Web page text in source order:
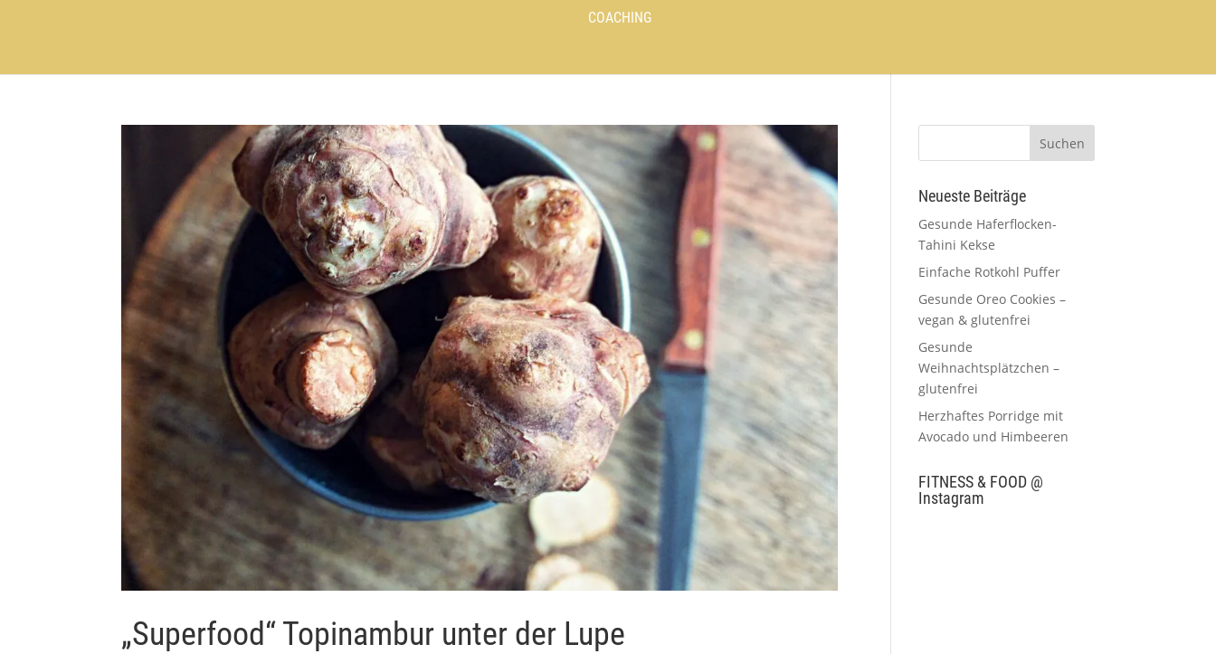
COACHING
„Superfood“ Topinambur unter der Lupe
Neueste Beiträge
Gesunde Haferflocken-
Tahini Kekse
Einfache Rotkohl Puffer
Gesunde Oreo Cookies –
vegan & glutenfrei
Gesunde
Weihnachtsplätzchen –
glutenfrei
Herzhaftes Porridge mit
Avocado und Himbeeren
FITNESS & FOOD @
Instagram